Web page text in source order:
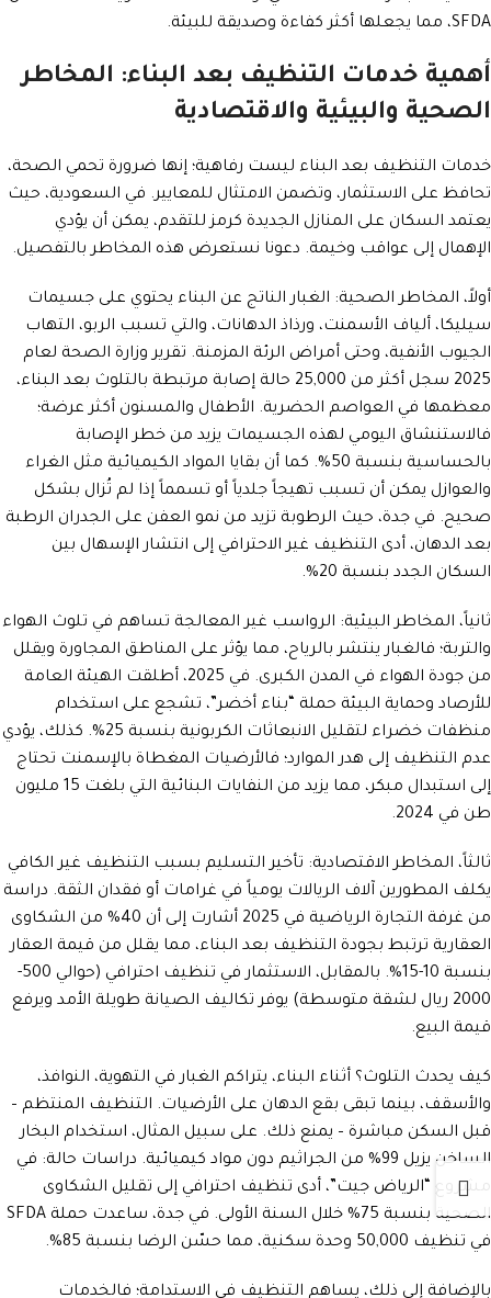
SFDA، مما يجعلها أكثر كفاءة وصديقة للبيئة.
أهمية خدمات التنظيف بعد البناء: المخاطر
الصحية والبيئية والاقتصادية
خدمات التنظيف بعد البناء ليست رفاهية؛ إنها ضرورة تحمي الصحة،
تحافظ على الاستثمار، وتضمن الامتثال للمعايير. في السعودية، حيث
يعتمد السكان على المنازل الجديدة كرمز للتقدم، يمكن أن يؤدي
الإهمال إلى عواقب وخيمة. دعونا نستعرض هذه المخاطر بالتفصيل.
أولاً، المخاطر الصحية: الغبار الناتج عن البناء يحتوي على جسيمات
سيليكا، ألياف الأسمنت، ورذاذ الدهانات، والتي تسبب الربو، التهاب
الجيوب الأنفية، وحتى أمراض الرئة المزمنة. تقرير وزارة الصحة لعام
2025 سجل أكثر من 25,000 حالة إصابة مرتبطة بالتلوث بعد البناء،
معظمها في العواصم الحضرية. الأطفال والمسنون أكثر عرضة؛
فالاستنشاق اليومي لهذه الجسيمات يزيد من خطر الإصابة
بالحساسية بنسبة 50%. كما أن بقايا المواد الكيميائية مثل الغراء
والعوازل يمكن أن تسبب تهيجاً جلدياً أو تسمماً إذا لم تُزال بشكل
صحيح. في جدة، حيث الرطوبة تزيد من نمو العفن على الجدران الرطبة
بعد الدهان، أدى التنظيف غير الاحترافي إلى انتشار الإسهال بين
السكان الجدد بنسبة 20%.
ثانياً، المخاطر البيئية: الرواسب غير المعالجة تساهم في تلوث الهواء
والتربة؛ فالغبار ينتشر بالرياح، مما يؤثر على المناطق المجاورة ويقلل
من جودة الهواء في المدن الكبرى. في 2025، أطلقت الهيئة العامة
للأرصاد وحماية البيئة حملة “بناء أخضر”، تشجع على استخدام
منظفات خضراء لتقليل الانبعاثات الكربونية بنسبة 25%. كذلك، يؤدي
عدم التنظيف إلى هدر الموارد؛ فالأرضيات المغطاة بالإسمنت تحتاج
إلى استبدال مبكر، مما يزيد من النفايات البنائية التي بلغت 15 مليون
طن في 2024.
ثالثاً، المخاطر الاقتصادية: تأخير التسليم بسبب التنظيف غير الكافي
يكلف المطورين آلاف الريالات يومياً في غرامات أو فقدان الثقة. دراسة
من غرفة التجارة الرياضية في 2025 أشارت إلى أن 40% من الشكاوى
العقارية ترتبط بجودة التنظيف بعد البناء، مما يقلل من قيمة العقار
بنسبة 10-15%. بالمقابل، الاستثمار في تنظيف احترافي (حوالي 500-
2000 ريال لشقة متوسطة) يوفر تكاليف الصيانة طويلة الأمد ويرفع
قيمة البيع.
كيف يحدث التلوث؟ أثناء البناء، يتراكم الغبار في التهوية، النوافذ،
والأسقف، بينما تبقى بقع الدهان على الأرضيات. التنظيف المنتظم –
قبل السكن مباشرة – يمنع ذلك. على سبيل المثال، استخدام البخار
الساخن يزيل 99% من الجراثيم دون مواد كيميائية. دراسات حالة: في
مشروع “الرياض جيت”، أدى تنظيف احترافي إلى تقليل الشكاوى
الصحية بنسبة 75% خلال السنة الأولى. في جدة، ساعدت حملة SFDA
في تنظيف 50,000 وحدة سكنية، مما حسّن الرضا بنسبة 85%.
بالإضافة إلى ذلك، يساهم التنظيف في الاستدامة؛ فالخدمات